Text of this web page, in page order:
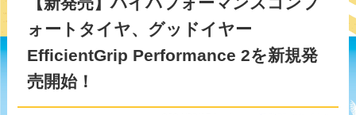
ォートタイヤ、グッドイヤー
EfficientGrip Performance 2を新規発
売開始！